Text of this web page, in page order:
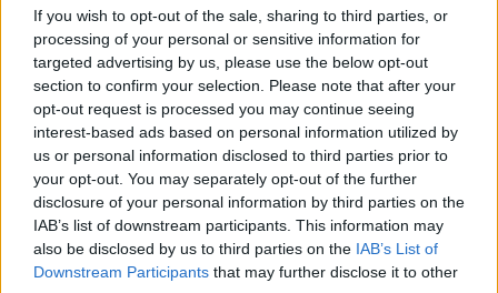
If you wish to opt-out of the sale, sharing to third parties, or
processing of your personal or sensitive information for
targeted advertising by us, please use the below opt-out
section to confirm your selection. Please note that after your
opt-out request is processed you may continue seeing
interest-based ads based on personal information utilized by
us or personal information disclosed to third parties prior to
your opt-out. You may separately opt-out of the further
disclosure of your personal information by third parties on the
IAB’s list of downstream participants. This information may
also be disclosed by us to third parties on the IAB’s List of
Downstream Participants that may further disclose it to other
desta solução, mas o certo é que este foi o mínimo
denominador comum encontrado. Funcionará
certamente com mais ou menos ajustes até ao fim
da legislatura, mas dificilmente aguentará até ao
final da década sem danos colaterais”, criticou.